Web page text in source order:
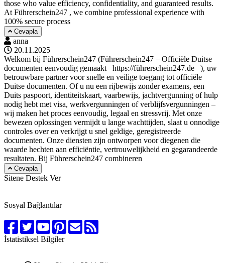
those who value efficiency, confidentiality, and guaranteed results.
At Führerschein247 , we combine professional experience with
100% secure process
Cevapla
anna
20.11.2025
Welkom bij Führerschein247 (Führerschein247 – Officiële Duitse
documenten eenvoudig gemaakt https://führerschein247.de ), uw
betrouwbare partner voor snelle en veilige toegang tot officiële
Duitse documenten. Of u nu een rijbewijs zonder examens, een
Duits paspoort, identiteitskaart, vaarbewijs, jachtvergunning of hulp
nodig hebt met visa, werkvergunningen of verblijfsvergunningen –
wij maken het proces eenvoudig, legaal en stressvrij. Met onze
bewezen oplossingen vermijdt u lange wachttijden, slaat u onnodige
controles over en verkrijgt u snel geldige, geregistreerde
documenten. Onze diensten zijn ontworpen voor diegenen die
waarde hechten aan efficiëntie, vertrouwelijkheid en gegarandeerde
resultaten. Bij Führerschein247 combineren
Cevapla
Sitene Destek Ver
Sosyal Bağlantılar
İstatistiksel Bilgiler